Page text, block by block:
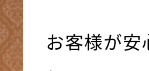
お客様が